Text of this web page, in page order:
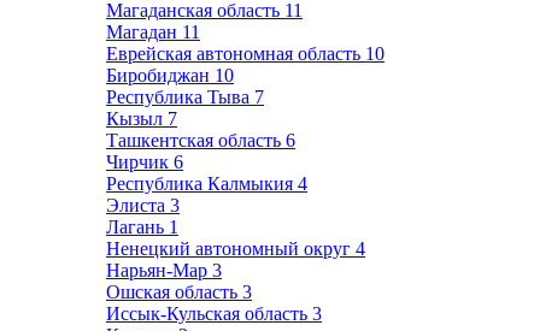
Магаданская область 11
Магадан 11
Еврейская автономная область 10
Биробиджан 10
Республика Тыва 7
Кызыл 7
Ташкентская область 6
Чирчик 6
Республика Калмыкия 4
Элиста 3
Лагань 1
Ненецкий автономный округ 4
Нарьян-Мар 3
Ошская область 3
Иссык-Кульская область 3